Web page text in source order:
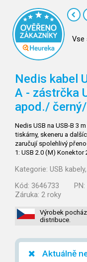
Vse
Nedis kabel
A - zástrčka
apod./
Nedis USB na USB-B 3
tiskárny, skeneru a
zaručují spolehlivý
1: USB 2.0 (M) Konektor
Kategorie: USB
Kód: 3646733 PN:
Záruka: 2 roky
Výrobek
distribuce.
Aktuálně